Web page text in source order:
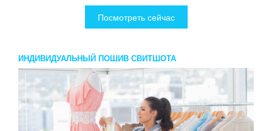
Посмотреть сейчас
ИНДИВИДУАЛЬНЫЙ ПОШИВ СВИТШОТА